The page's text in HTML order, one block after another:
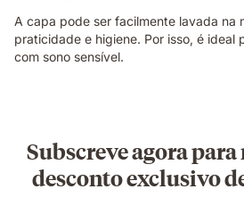
A capa pode ser facilmente lavada na
praticidade e higiene. Por isso, é ideal
com sono sensível.
Subscreve agora para
desconto exclusivo